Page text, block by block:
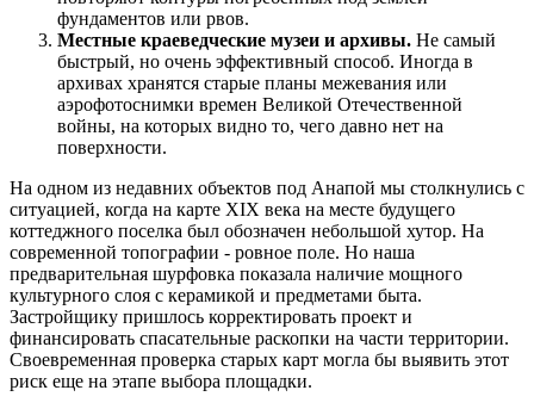
фундаментов или рвов.
Местные краеведческие музеи и архивы. Не самый
быстрый, но очень эффективный способ. Иногда в
архивах хранятся старые планы межевания или
аэрофотоснимки времен Великой Отечественной
войны, на которых видно то, чего давно нет на
поверхности.
На одном из недавних объектов под Анапой мы столкнулись с
ситуацией, когда на карте XIX века на месте будущего
коттеджного поселка был обозначен небольшой хутор. На
современной топографии - ровное поле. Но наша
предварительная шурфовка показала наличие мощного
культурного слоя с керамикой и предметами быта.
Застройщику пришлось корректировать проект и
финансировать спасательные раскопки на части территории.
Своевременная проверка старых карт могла бы выявить этот
риск еще на этапе выбора площадки.